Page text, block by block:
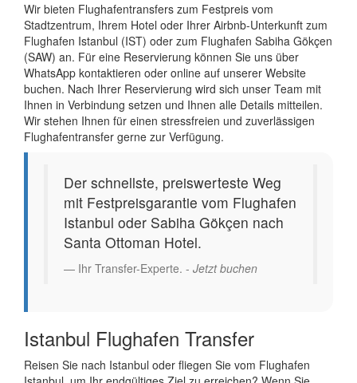
Wir bieten Flughafentransfers zum Festpreis vom
Stadtzentrum, Ihrem Hotel oder Ihrer Airbnb-Unterkunft zum
Flughafen Istanbul (IST) oder zum Flughafen Sabiha Gökçen
(SAW) an. Für eine Reservierung können Sie uns über
WhatsApp kontaktieren oder online auf unserer Website
buchen. Nach Ihrer Reservierung wird sich unser Team mit
Ihnen in Verbindung setzen und Ihnen alle Details mitteilen.
Wir stehen Ihnen für einen stressfreien und zuverlässigen
Flughafentransfer gerne zur Verfügung.
Der schnellste, preiswerteste Weg
mit Festpreisgarantie vom Flughafen
Istanbul oder Sabiha Gökçen nach
Santa Ottoman Hotel.
Ihr Transfer-Experte. - Jetzt buchen
Istanbul Flughafen Transfer
Reisen Sie nach Istanbul oder fliegen Sie vom Flughafen